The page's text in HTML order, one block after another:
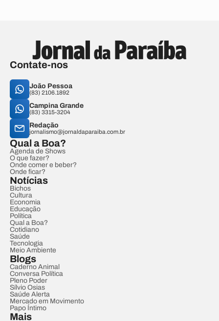
Contate-nos
João Pessoa
(83) 2106.1892
Campina Grande
(83) 3315-3204
Redação
jornalismo@jornaldaparaiba.com.br
Qual a Boa?
Agenda de Shows
O que fazer?
Onde comer e beber?
Onde ficar?
Notícias
Bichos
Cultura
Economia
Educação
Política
Qual a Boa?
Cotidiano
Saúde
Tecnologia
Meio Ambiente
Blogs
Caderno Animal
Conversa Política
Pleno Poder
Sílvio Osias
Saúde Alerta
Mercado em Movimento
Papo Íntimo
Mais